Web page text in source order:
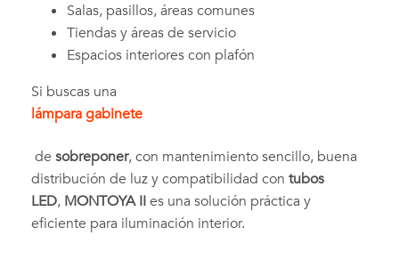
Salas, pasillos, áreas comunes
Tiendas y áreas de servicio
Espacios interiores con plafón
Si buscas una
lámpara gabinete
de sobreponer, con mantenimiento sencillo, buena
distribución de luz y compatibilidad con tubos
LED, MONTOYA IIes una solución práctica y
eficiente para iluminación interior.